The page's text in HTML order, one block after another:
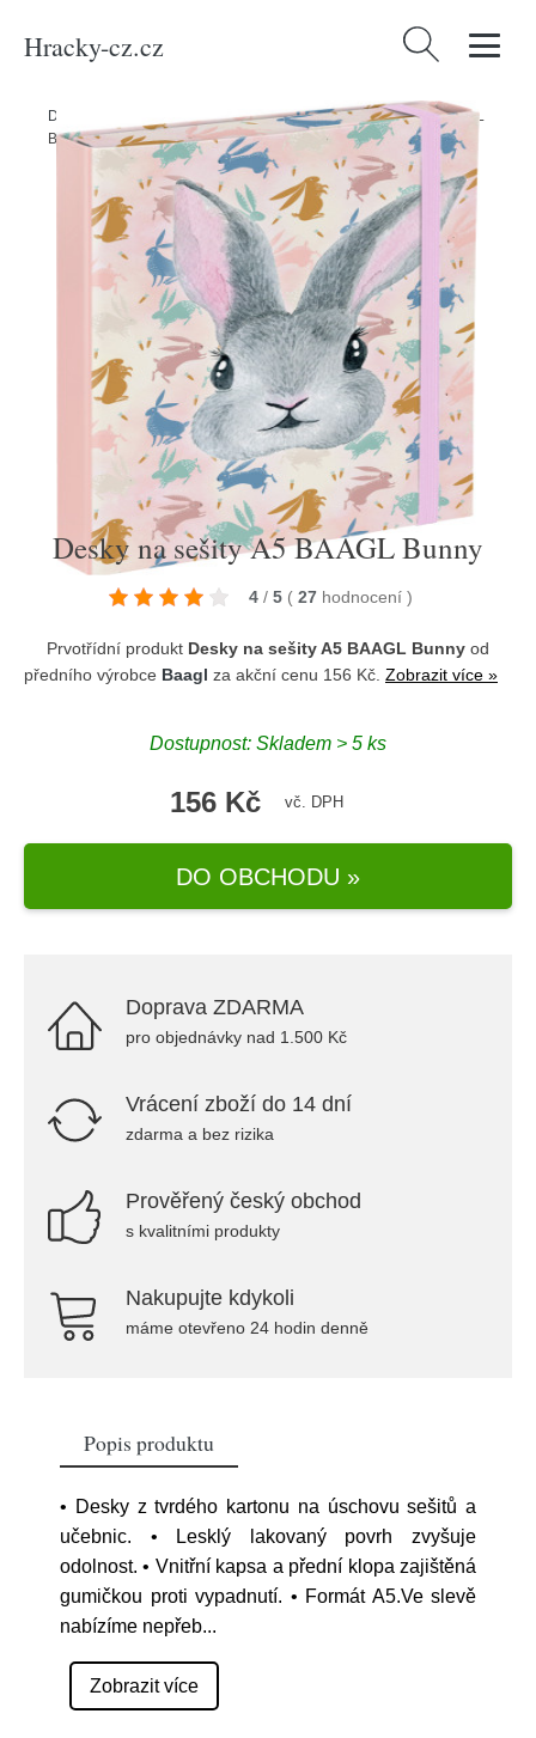
Hracky-cz.cz Vyhledávání
Domů Kancelářské potřeby/Desky na sešity A5 BAAGL
Bunny
Desky na sešity A5 BAAGL Bunny
4 / 5 ( 27 hodnocení )
Prvotřídní produkt Desky na sešity A5 BAAGL Bunny od
předního výrobce Baagl za akční cenu 156 Kč. Zobrazit více »
Dostupnost: Skladem > 5 ks
156 Kč vč. DPH
DO OBCHODU »
Doprava ZDARMA
pro objednávky nad 1.500 Kč
Vrácení zboží do 14 dní
zdarma a bez rizika
Prověřený český obchod
s kvalitními produkty
Nakupujte kdykoli
máme otevřeno 24 hodin denně
Popis produktu
• Desky z tvrdého kartonu na úschovu sešitů a
učebnic. • Lesklý lakovaný povrh zvyšuje
odolnost. • Vnitřní kapsa a přední klopa zajištěná
gumičkou proti vypadnutí. • Formát A5.Ve slevě
nabízíme nepřeb...
Zobrazit více